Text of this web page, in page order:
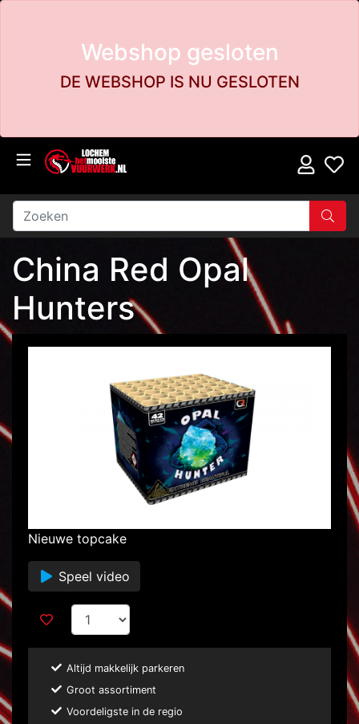
Webshop gesloten
DE WEBSHOP IS NU GESLOTEN
China Red Opal
Hunters
Nieuwe topcake
Speel video
Altijd makkelijk parkeren
Groot assortiment
Voordeligste in de regio